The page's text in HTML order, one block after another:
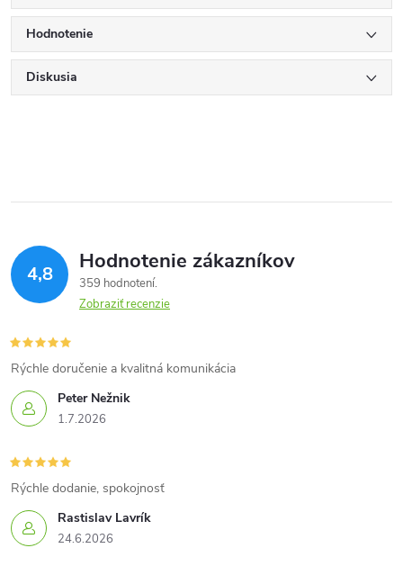
Hodnotenie
Diskusia
4,8 Hodnotenie zákazníkov
359 hodnotení
Zobraziť recenzie
Peter Nežnik
1.7.2026
Rýchle doručenie a kvalitná komunikácia
Rastislav Lavrík
24.6.2026
Rýchle dodanie, spokojnosť